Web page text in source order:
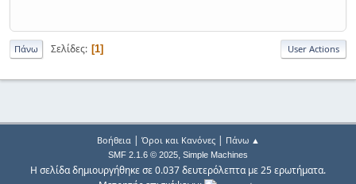
Πάνω Σελίδες 1 User Actions
Βοήθεια| Όροι και Κανόνες| Πάνω ▲
SMF 2.1.6 © 2025, Simple Machines
Η σελίδα δημιουργήθηκε σε 0.037 δευτερόλεπτα με 25 ερωτήματα.